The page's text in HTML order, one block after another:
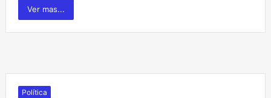
Ver mas...
Política